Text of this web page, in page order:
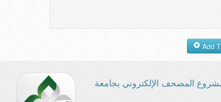
المصحف الإلكتروني بجامعة